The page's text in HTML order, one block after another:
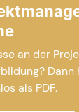
an der
als PDF.